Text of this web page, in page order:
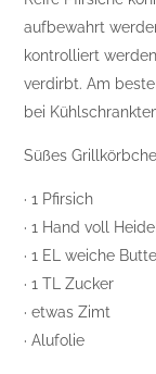
aufbewahrt
kontrolliert
verdirbt. Am
bei
Süßes
· 1 Pfirsich
· 1 Hand voll
· 1 EL weiche
· 1 TL Zucker
· etwas Zimt
· Alufolie